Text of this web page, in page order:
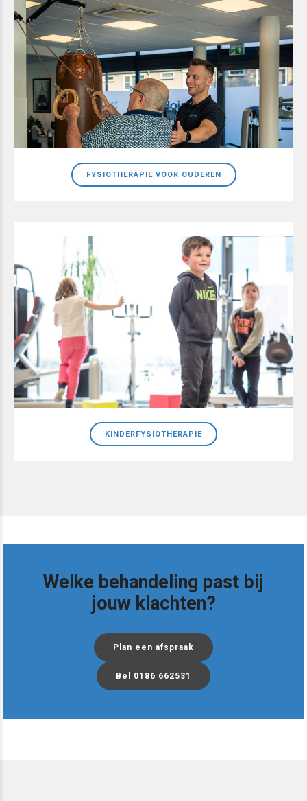
FYSIOTHERAPIE VOOR OUDEREN
KINDERFYSIOTHERAPIE
Welke behandeling past bij
jouw klachten?
Plan een afspraak
Bel 0186 662531